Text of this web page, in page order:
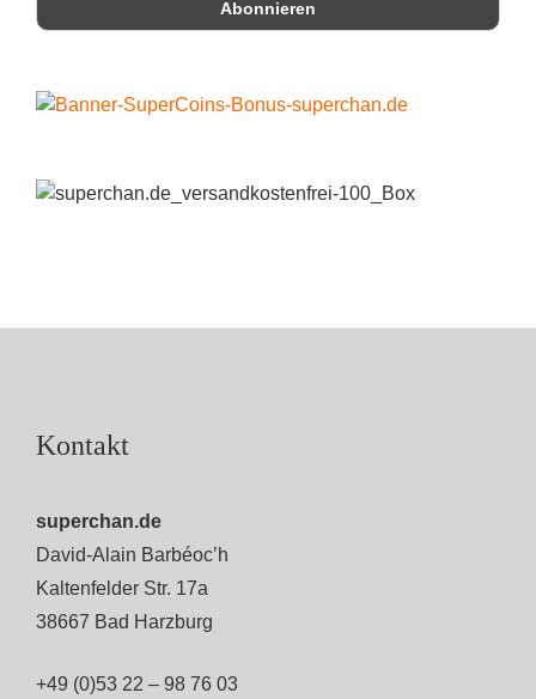
Kontakt
superchan.de
David-Alain Barbéoc’h
Kaltenfelder Str. 17a
38667 Bad Harzburg
+49 (0)53 22 – 98 76 03